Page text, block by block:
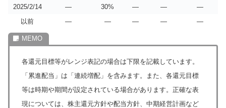
2025/2/14
― 30% ― ―
―
以前
― ― ― ― ―
各還元目標等がレンジ表記の場合は下限を記載しています。
「累進配当」は「連続増配」を含みます。また、各還元目標
等は時期や期間が設定されている場合があります。正確な表
現については、株主還元方針や配当方針、中期経営計画など